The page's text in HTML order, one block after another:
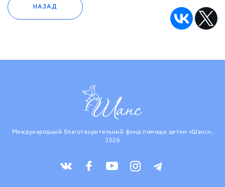
НАЗАД
Международный благотворительный фонд помощи детям «Шанс»,
2026